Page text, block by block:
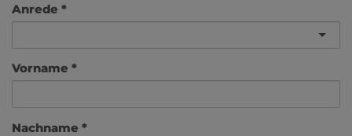
Anrede
Vorname
Nachname